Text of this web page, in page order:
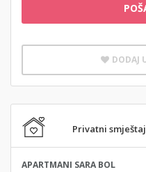
DODAJ
Privatni smještaj
APARTMANI SARA BOL